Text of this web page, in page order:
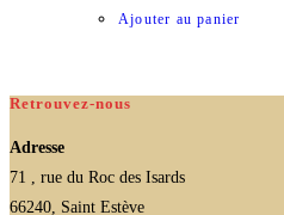
Ajouter au panier
Retrouvez-nous
Adresse
71 , rue du Roc des Isards
66240, Saint Estève